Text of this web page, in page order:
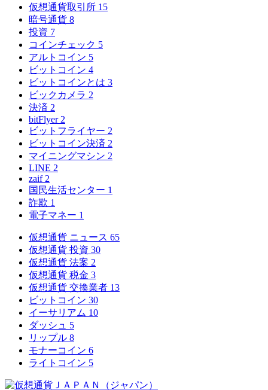
仮想通貨取引所 15
暗号通貨 8
投資 7
コインチェック 5
アルトコイン 5
ビットコイン 4
ビットコインとは 3
ビックカメラ 2
決済 2
bitFlyer 2
ビットフライヤー 2
ビットコイン決済 2
マイニングマシン 2
LINE 2
zaif 2
国民生活センター 1
詐欺 1
電子マネー 1
仮想通貨 ニュース 65
仮想通貨 投資 30
仮想通貨 法案 2
仮想通貨 税金 3
仮想通貨 交換業者 13
ビットコイン 30
イーサリアム 10
ダッシュ 5
リップル 8
モナーコイン 6
ライトコイン 5